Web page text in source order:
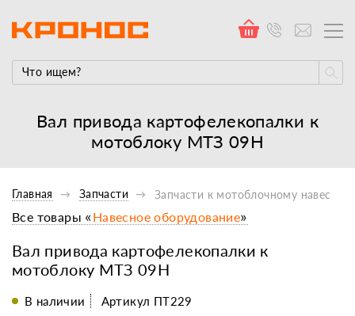
Вал привода картофелекопалки к
мотоблоку МТЗ 09Н
Главная Запчасти Запчасти к мотоблочному
Вал привода картофелекопалки к
мотоблоку МТЗ 09Н
Все товары «Навесное оборудование»
В наличии Артикул ПТ229